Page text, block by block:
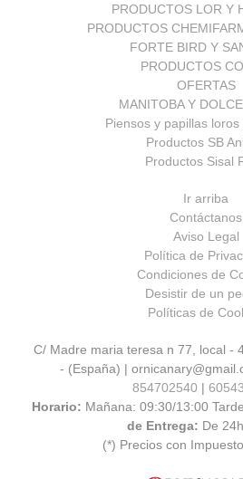
PRODUCTOS LOR Y
PRODUCTOS
FORTE BIRD Y
PRODUCTOS
OFERTAS
MANITOBA Y
Piensos y papillas
Productos SB
Productos Sisal
Ir arriba
Contáctanos
Aviso Legal
Política de
Condiciones de
Desistir de un
Políticas de
C/ Madre maria teresa n 77, local -
- (España) |
854702540 |
Horario: Mañana: 09:30/13:00
de Entrega: De
(*) Precios con